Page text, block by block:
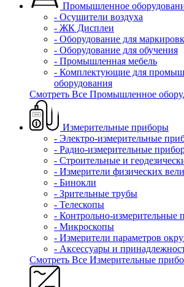
Промышленное
- Осушители воздуха
- ЖК Дисплеи
- Оборудование для
- Оборудование для обучения
- Промышленная мебель
- Комплектующие для
оборудования
Смотреть Все Промышленное
Измерительные приборы
- Электро-измерительные
- Радио-измерительные
- Строительные и
- Измерители физических
- Бинокли
- Зрительные трубы
- Телескопы
- Контрольно-измерительные
- Микроскопы
- Измерители параметров
- Аксессуары и
Смотреть Все Измерительные